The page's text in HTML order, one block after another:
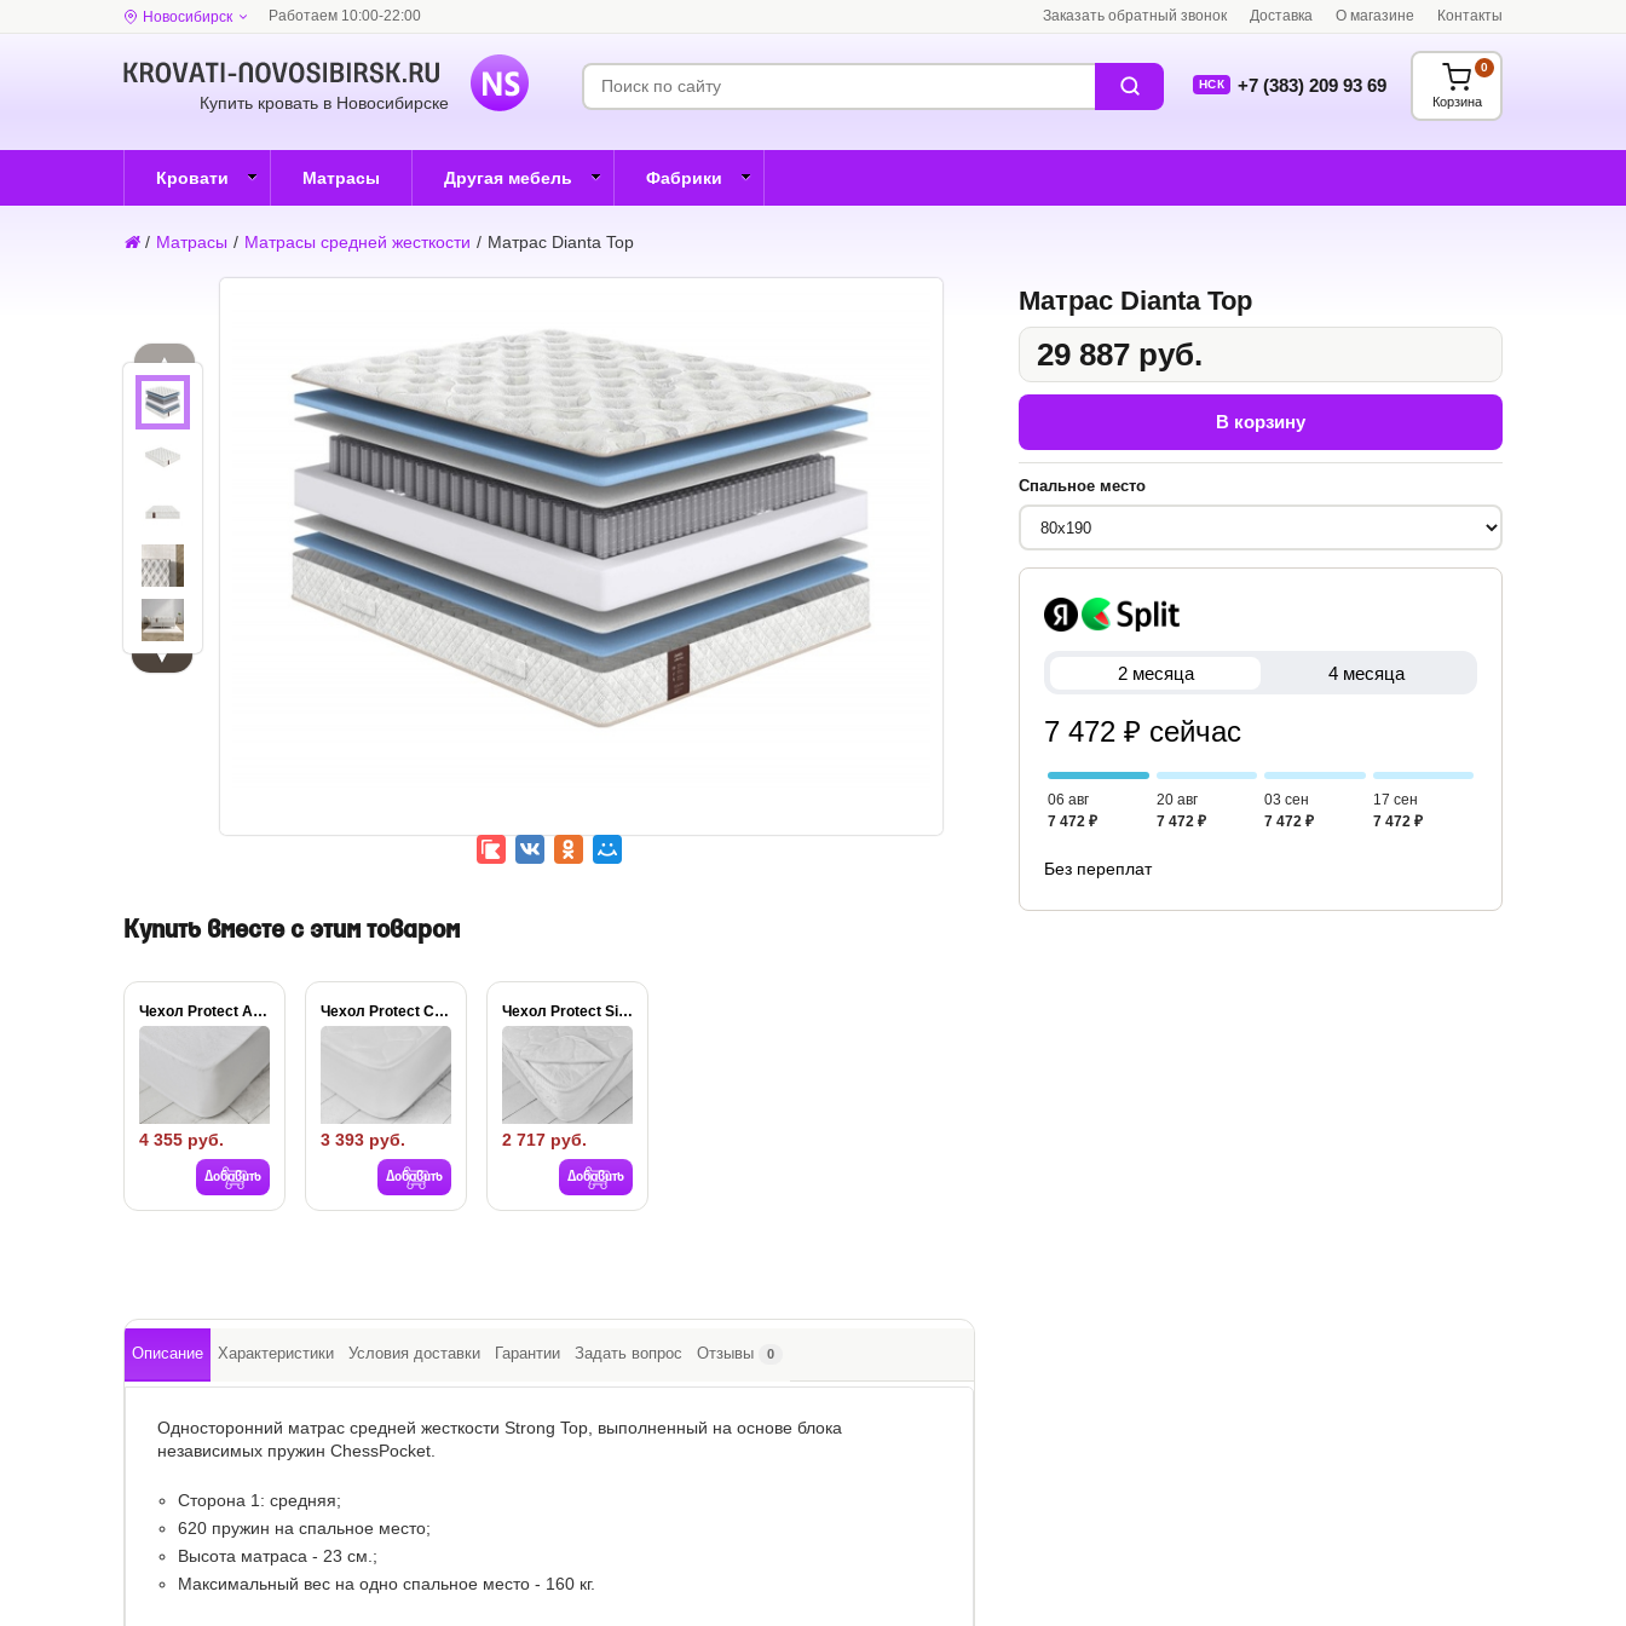
Новосибирск Работаем 10:00-22:00 Заказать обратный звонок Доставка О магазине Контакты
Купить кровать в Новосибирске
НСК +7 (383) 209 93 69
Корзина
0
Кровати Матрасы Другая мебель Фабрики
/ Матрасы / Матрасы средней жесткости / Матрас Dianta Top
▲
▼
Матрас Dianta Top
29 887 руб.
В корзину
Спальное место
2 месяца 4 месяца
7 472 ₽ сейчас
06 авг
7 472 ₽
20 авг
7 472 ₽
03 сен
7 472 ₽
17 сен
7 472 ₽
Без переплат
Купить вместе с этим товаром
Чехол Protect Aqua...
4 355 руб.
Добавить
Чехол Protect Сонум
3 393 руб.
Добавить
Чехол Protect Simple...
2 717 руб.
Добавить
Описание Характеристики Условия доставки Гарантии Задать вопрос Отзывы 0
Односторонний матрас средней жесткости Strong Top, выполненный на основе блока
независимых пружин ChessPocket.
Сторона 1: средняя;
620 пружин на спальное место;
Высота матраса - 23 см.;
Максимальный вес на одно спальное место - 160 кг.